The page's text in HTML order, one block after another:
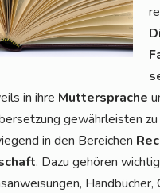
in ihre Mut­ter­spra­che
gewähr­leis­ten zu
in den Berei­chen
. Dazu gehö­ren